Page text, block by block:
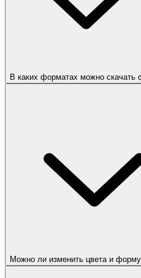
В каких форматах можно скачать
Можно ли изменить цвета и